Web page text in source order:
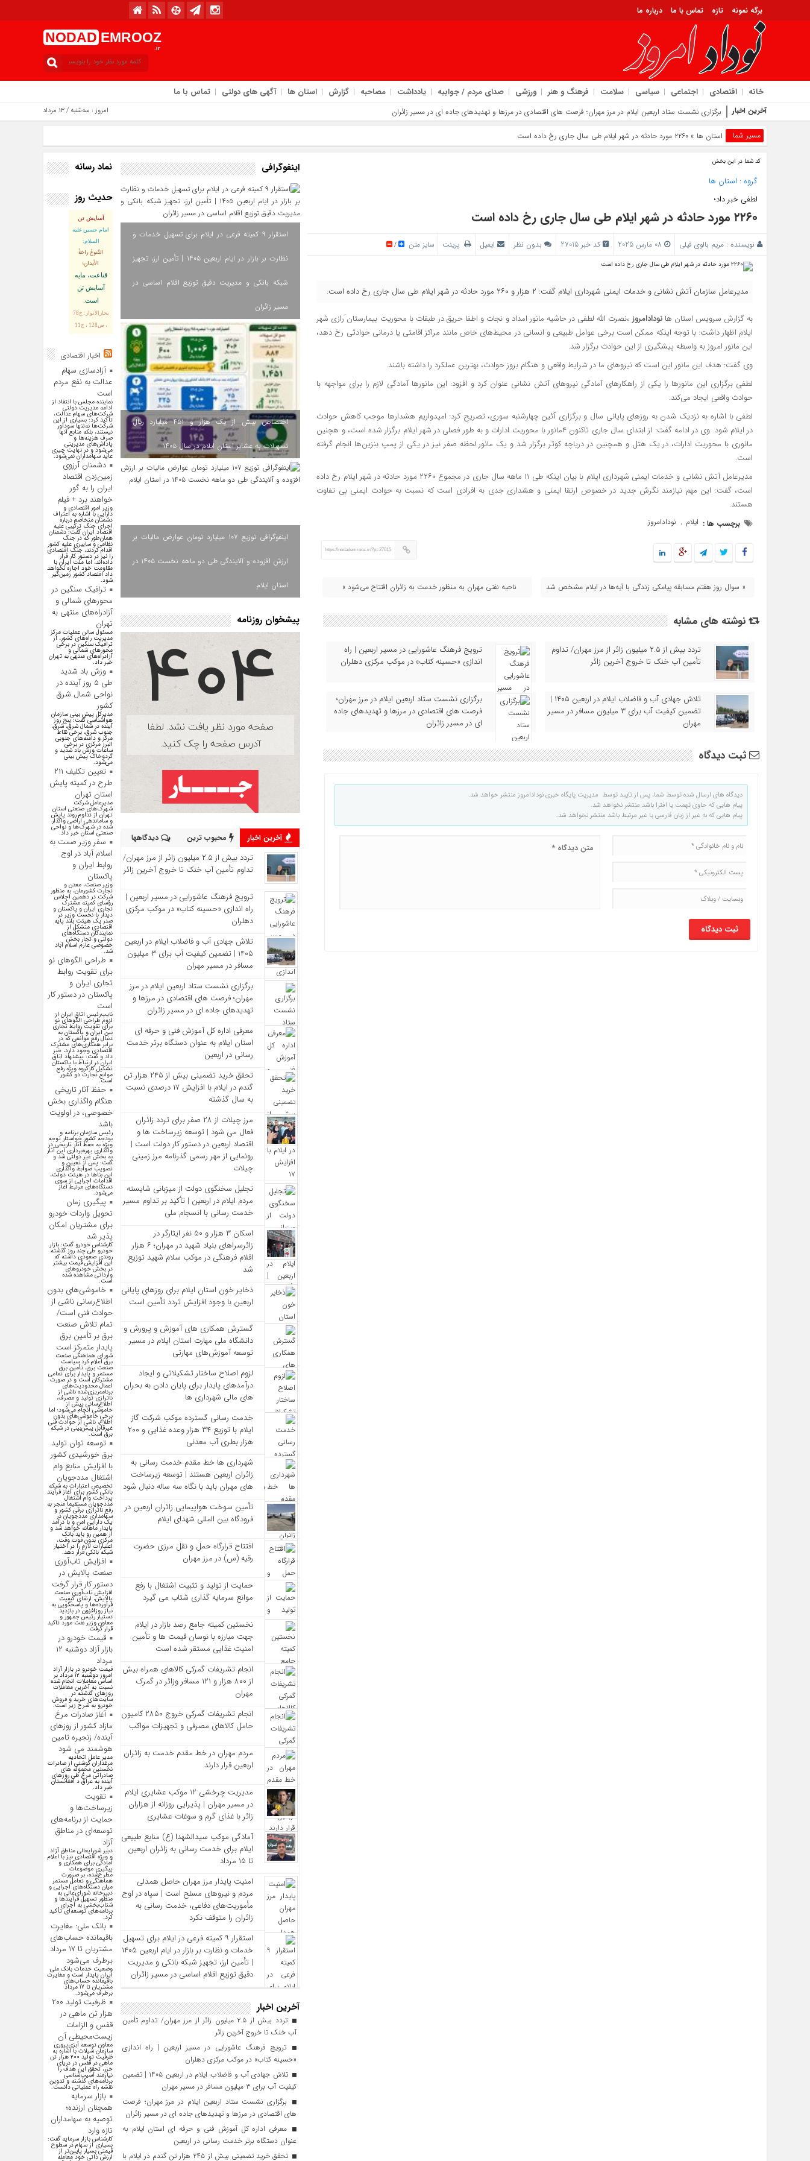
برگه نمونه تازه تماس با ما درباره ما
NODAD EMROOZ
.ir
خانه اقتصادی اجتماعی سیاسی سلامت فرهنگ و هنر ورزشی صدای مردم / جوابیه یادداشت مصاحبه گزارش استان ها آگهی های دولتی تماس با ما
آخرین اخبار معرفی اداره کل آموز امروز : سه‌شنبه / ۱۳ مرداد / ۱۴۰۵
مسیر شما استان ها » ۲۲۶۰ مورد حادثه در شهر ایلام طی سال جاری رخ داده است
کد شما در این بخش
گروه : استان ها
لطفی خبر داد؛
۲۲۶۰ مورد حادثه در شهر ایلام طی سال جاری رخ داده است
نویسنده : مریم بالوی فیلی کد خبر 27015 بدون نظر ایمیل پرینت سایز متن /
مدیرعامل سازمان آتش نشانی و خدمات ایمنی شهرداری ایلام گفت: ۲ هزار و ۲۶۰ مورد حادثه در شهر ایلام طی سال جاری رخ داده است.
به گزارش سرویس استان هانودادامروز ،نصرت الله لطفی در حاشیه مانور امداد و نجات و اطفا حریق در طبقات با محوریت بیمارستان َرازی شهر
ایلام اظهار داشت: با توجه اینکه ممکن است برخی عوامل طبیعی و انسانی در محیط‌های خاص مانند مراکز اقامتی یا درمانی حوادثی رخ دهد،
این مانور امروز به واسطه پیشگیری از این حوادث برگزار شد.
وی گفت: هدف این مانور این است که نیروهای ما در شرایط واقعی و هنگام بروز حوادث، بهترین عملکرد را داشته باشند.
لطفی برگزاری این مانورها را یکی از راهکارهای آمادگی نیروهای آتش نشانی عنوان کرد و افزود: این مانورها آمادگی لازم را برای مواجهه با
حوادث واقعی ایجاد می‌کند.
لطفی با اشاره به نزدیک شدن به روزهای پایانی سال و برگزاری آئین چهارشنبه سوری، تصریح کرد: امیدواریم هشدارها موجب کاهش حوادث
در ایلام شود. وی در ادامه گفت: از ابتدای سال جاری تاکنون ۴مانور با محوریت ادارات و به طور فصلی در شهر ایلام برگزار شده است، و هچنین
مانوری با محوریت ادارات، در یک هتل و همچنین در دریاچه کوثر برگزار شد و یک مانور لحظه صفر نیز در یکی از پمپ بنزین‌ها انجام گرفته
است.
مدیرعامل آتش نشانی و خدمات ایمنی شهرداری ایلام با بیان اینکه طی ۱۱ ماهه سال جاری در مجموع ۲۲۶۰ مورد حادثه در شهر ایلام رخ داده
است، گفت: این مهم نیازمند نگرش جدید در خصوص ارتقا ایمنی و هشداری جدی به افرادی است که نسبت به حوادث ایمنی بی تفاوت
هستند.
برچسب ها : ایلام , نودادامروز
https://nodademrooz.ir/?p=27015
« سوال روز هفتم مسابقه پیامکی زندگی با آیه‌ها در ایلام مشخص شد ناحیه نفتی مهران به منظور خدمت به زائران افتتاح می‌شود »
نوشته های مشابه
تردد بیش از ۲.۵ میلیون زائر از مرز مهران/ تداوم
تأمین آب خنک تا خروج آخرین زائر
ترویج فرهنگ عاشورایی در مسیر اربعین | راه‌
اندازی «حسینه کتاب» در موکب مرکزی دهلران
تلاش جهادی آب و فاضلاب ایلام در اربعین ۱۴۰۵ |
تضمین کیفیت آب برای ۳ میلیون مسافر در مسیر
مهران
برگزاری نشست ستاد اربعین ایلام در مرز مهران؛
فرصت‌ های اقتصادی در مرزها و تهدیدهای جاده‌
ای در مسیر زائران
ثبت دیدگاه
دیدگاه های ارسال شده توسط شما، پس از تایید توسط مدیریت پایگاه خبری نودادامروز منتشر خواهد شد.
پیام هایی که حاوی تهمت یا افترا باشد منتشر نخواهد شد.
پیام هایی که به غیر از زبان فارسی یا غیر مرتبط باشد منتشر نخواهد شد.
اینفوگرافی
استقرار ۹ کمیته فرعی در ایلام برای تسهیل خدمات و
نظارت بر بازار در ایام اربعین ۱۴۰۵ | تأمین ارز، تجهیز
شبکه بانکی و مدیریت دقیق توزیع اقلام اساسی در
مسیر زائران
اختصاص بیش از یک هزار و ۴۵۱ میلیارد ریال
تسهیلات به عشایر استان ایلام در سال ۱۴۰۵
اینفوگرافی توزیع ۱۰۷ میلیارد تومان عوارض مالیات بر
ارزش افزوده و آلایندگی طی دو ماهه نخست ۱۴۰۵ در
استان ایلام
پیشخوان روزنامه
آخرین اخبار محبوب ترین دیدگاهها
تردد بیش از ۲.۵ میلیون زائر از مرز مهران/
تداوم تأمین آب خنک تا خروج آخرین زائر
ترویج فرهنگ عاشورایی در مسیر اربعین |
راه‌ اندازی «حسینه کتاب» در موکب مرکزی
دهلران
تلاش جهادی آب و فاضلاب ایلام در اربعین
۱۴۰۵ | تضمین کیفیت آب برای ۳ میلیون
مسافر در مسیر مهران
برگزاری نشست ستاد اربعین ایلام در مرز
مهران؛ فرصت‌ های اقتصادی در مرزها و
تهدیدهای جاده‌ ای در مسیر زائران
معرفی اداره کل آموزش فنی و حرفه‌ ای
استان ایلام به‌ عنوان دستگاه برتر خدمت‌
رسانی در اربعین
تحقق خرید تضمینی بیش از ۲۴۵ هزار تن
گندم در ایلام با افزایش ۱۷ درصدی نسبت
به سال گذشته
مرز چیلات از ۲۸ صفر برای تردد زائران
فعال می‌ شود | توسعه زیرساخت‌ ها و
اقتصاد اربعین در دستور کار دولت است |
رونمایی از مهر رسمی گذرنامه مرز زمینی
چیلات
تجلیل سخنگوی دولت از میزبانی شایسته
مردم ایلام در اربعین | تأکید بر تداوم مسیر
خدمت‌ رسانی با انسجام ملی
اسکان ۳ هزار و ۵۰ نفر ایثارگر در
زائرسراهای بنیاد شهید در مهران؛ ۶ هزار
اقلام فرهنگی در موکب سلام شهید توزیع
شد
ذخایر خون استان ایلام برای روزهای پایانی
اربعین با وجود افزایش تردد تأمین است
گسترش همکاری‌ های آموزش و پرورش و
دانشگاه ملی مهارت استان ایلام در مسیر
توسعه آموزش‌های مهارتی
لزوم اصلاح ساختار تشکیلاتی و ایجاد
درآمدهای پایدار برای پایان دادن به بحران‌
های مالی شهرداری‌ ها
خدمت رسانی گسترده موکب شرکت گاز
ایلام با توزیع ۳۴ هزار وعده غذایی و ۲۰۰
هزار بطری آب معدنی
شهرداری‌ ها خط مقدم خدمت ‌رسانی به
زائران اربعین هستند | توسعه زیرساخت
‌های مهران باید با نگاه سه‌ ساله دنبال شود
تأمین سوخت هواپیمایی زائران اربعین در
فرودگاه بین المللی شهدای ایلام
افتتاح قرارگاه حمل‌ و نقل مرزی حضرت
رقیه (س) در مرز مهران
حمایت از تولید و تثبیت اشتغال با رفع
موانع سرمایه‌ گذاری شتاب می‌ گیرد
نخستین کمیته جامع رصد بازار در ایلام
جهت مبارزه با نوسان قیمت‌ ها و تأمین
امنیت غذایی مستقر شده است
انجام تشریفات گمرکی کالاهای همراه بیش
از ۸۰۰ هزار و ۱۲۱ مسافر وزائر در گمرک
مهران
انجام تشریفات گمرکی خروج ۲۸۵۰ کامیون
حامل کالاهای مصرفی و تجهیزات مواکب
مردم مهران در خط مقدم خدمت به زائران
اربعین قرار دارند
مدیریت چرخشی 12 موکب‌ عشایری ایلام
در مسیر مهران | پذیرایی روزانه از هزاران
زائر با غذای گرم و سوغات عشایری
آمادگی موکب سیدالشهدا (ع) منابع طبیعی
ایلام برای خدمت‌ رسانی به زائران اربعین
تا ۱۵ مرداد
امنیت پایدار مرز مهران حاصل همدلی
مردم و نیروهای مسلح است | سپاه در اوج
مأموریت‌های دفاعی، خدمت‌ رسانی به
زائران را متوقف نکرد
استقرار ۹ کمیته فرعی در ایلام برای تسهیل
خدمات و نظارت بر بازار در ایام اربعین ۱۴۰۵
| تأمین ارز، تجهیز شبکه بانکی و مدیریت
دقیق توزیع اقلام اساسی در مسیر زائران
آخرین اخبار
تردد بیش از ۲.۵ میلیون زائر از مرز مهران/ تداوم تأمین
آب خنک تا خروج آخرین زائر
ترویج فرهنگ عاشورایی در مسیر اربعین | راه‌ اندازی
«حسینه کتاب» در موکب مرکزی دهلران
تلاش جهادی آب و فاضلاب ایلام در اربعین ۱۴۰۵ | تضمین
کیفیت آب برای ۳ میلیون مسافر در مسیر مهران
برگزاری نشست ستاد اربعین ایلام در مرز مهران؛ فرصت‌
های اقتصادی در مرزها و تهدیدهای جاده‌ ای در مسیر زائران
معرفی اداره کل آموزش فنی و حرفه‌ ای استان ایلام به‌
عنوان دستگاه برتر خدمت‌ رسانی در اربعین
تحقق خرید تضمینی بیش از ۲۴۵ هزار تن گندم در ایلام با
نماد رسانه
حدیث روز
آسایش تن
امام حسین علیه
السلام:
القُنوعُ راحَةُ
الأبدانِ؛
قناعت، مايه
آسايش تن
است.
بحارالأنوار: ج78
، ص128 ، ح11
اخبار اقتصادی
آزادسازی سهام
عدالت به نفع مردم
است
نماینده مجلس با انتقاد از
ادامه مدیریت دولتی
شرکت‌های سهام عدالت،
تأکید کرد: بسیاری از این
شرکت‌ها نه‌تنها سودآور
نیستند، بلکه منابع آنها
صرف هزینه‌ها و
پاداش‌های مدیریتی
می‌شود و در نهایت چیزی
عاید سهامداران نمی‌شود.
دشمنان آرزوی
زمین‌زدن اقتصاد
ایران را به گور
خواهند برد + فیلم
وزیر امور اقتصادی و
دارایی با اشاره به اعتراف
دشمنان متخاصم درباره
اجرای جنگ ترکیبی علیه
اقتصاد ایران گفت: دشمنان
همان‌طور که در جنگ
نظامی و سایبری علیه کشور
اقدام کردند، جنگ اقتصادی
را نیز در دستور کار قرار
داده‌اند، اما ملت ایران با
مقاومت خود اجازه نخواهد
داد اقتصاد کشور زمین‌گیر
شود.
ترافیک سنگین در
محورهای شمالی و
آزادراه‌های منتهی به
تهران
مسئول سالن عملیات مرکز
مدیریت راه‌های کشور، از
ترافیک سنگین در برخی
محور‌های شمالی و
آزادراه‌های منتهی به تهران
خبر داد.
وزش باد شدید
طی ۵ روز آینده در
نواحی شمال شرق
کشور
مدیرکل پیش بینی سازمان
هواشناسی گفت: پنج روز
آینده در شمال شرق، شرق،
جنوب شرق، برخی نقاط
مرکز و دامنه‌های جنوبی
البرز مرکزی در برخی
ساعات وزش باد شدید و
گردوخاک پیش بینی
می‌شود.
تعیین تکلیف ۲۱۱
طرح در کمیته پایش
استان تهران
مدیرعامل شرکت
شهرک‌های صنعتی استان
تهران از تداوم روند پایش
و ساماندهی اراضی واگذار
شده در شهرک‌ها و نواحی
صنعتی استان خبر داد.
سفر وزیر صمت به
اسلام آباد در اوج
روابط ایران و
پاکستان
وزیر صنعت، معدن و
تجارت کشورمان، به منظور
شرکت در دهمین اجلاس
رؤسای کمیته مشترک
تجاری ایران و پاکستان و
دیدار با نخست وزیر در
صدر یک هیئت بلند پایه
اقتصادی متشکل از
نمایندگان دستگاه‌های
دولتی و تجار بخش
خصوصی عازم اسلام آباد
شد.
طراحی الگوهای نو
برای تقویت روابط
تجاری ایران و
پاکستان در دستور کار
است
نایب‌رئیس اتاق ایران از
لزوم طراحی الگوهای نو
برای تقویت روابط تجاری
بین ایران و پاکستان به
دنبال رفع موانعی که در
برابر همکاری‌های مشترک
اقتصادی وجود دارد، خبر
داد و گفت: پیشنهاد اتاق
ایران در ارتباط با پاکستان
تشکیل کارگروه ویژه رفع
موانع تجارت دو کشور
است.
حفظ آثار تاریخی
هنگام واگذاری بخش
خصوصی، در اولویت
باشد
رئیس سازمان برنامه و
بودجه کشور خواستار توجه
ویژه به حفظ آثار تاریخی در
واگذاری بهره‌برداری این آثار
به بخش غیر دولتی شد و
گفت: پس از تعیین و
تصویب ضوابط واگذاری
این بنا‌ها در هیئت دولت،
اقدامات اجرایی از سوی
دستگاه‌های مرتبط آغاز
می‌شود.
پیگیری زمان
تحویل واردات خودرو
برای مشتریان امکان
پذیر شد
کارشناس خودرو گفت: بازار
خودرو طی چند روز گذشته
روندی صعودی داشته که
این افزایش قیمت بیشتر
در بخش خودرو‌های
وارداتی مشاهده شده
است.
خاموشی‌های بدون
اطلاع‌رسانی ناشی از
حوادث فنی است/
تمام تلاش صنعت
برق بر تأمین برق
پایدار متمرکز است
شورای هماهنگی صنعت
برق اعلام کرد سیاست
صنعت برق، تأمین برق
مستمر و پایدار برای تمامی
مشترکان است و در صورت
اعمال محدودیت‌های
برنامه‌ریزی‌شده ناشی از
ناترازی تولید و مصرف،
اطلاع‌رسانی پیش از
خاموشی انجام می‌شود؛ اما
برخی خاموشی‌های بدون
اطلاع، ناشی از حوادث فنی
غیرقابل پیش‌بینی در شبکه
برق است.
توسعه توان تولید
برق خورشیدی کشور
با افزایش منابع وام
اشتغال مددجویان
تخصیص اعتبارات به شبکه
بانکی کشور برای آغاز فرآیند
پرداخت وام اشتغال
مددجویان مستقیما منجر به
رفع ناترازی برقی کشور و
سهامداری مددجویان در
یک دارایی امن و با درآمد
پایدار ماهانه خواهد شد و
از همین رو باید بانک
مرکزی بدون فوت وقت،
اعتبارات لازم را در اختیار
شبکه بانکی قرار دهد.
افزایش تاب‌آوری
صنعت پالایش در
دستور کار قرار گرفت
افزایش تاب‌آوری صنعت
پالایش، ارتقای کیفیت
فرآورده‌ها و پاسخگویی به
نیاز روزافزون در بازدید
دستیار رئیس جمهور و
معاون وزیر نفت مورد تاکید
قرار گرفت.
قیمت خودرو در
بازار آزاد دوشنبه ۱۲
مرداد
قیمت خودرو در بازار آزاد
امروز دوشنبه ۱۲ مرداد بر
اساس معاملات انجام شده
نسبت به آخرین معاملات
روز‌های گذشته در
سایت‌های خرید و فروش
خودرو به شرح زیر است.
آغاز صادرات مرغ
مازاد کشور از روزهای
آینده/ زنجیره تامین
هوشمند می شود
مدیر عامل اتحادیه
مرغداران گوشتی از صادرات
نخستین محموله های
صادراتی مرغ طی روزهای
آینده به عراق د افغانستان
خبر داد.
تقویت
زیرساخت‌ها و
حمایت از برنامه‌های
توسعه‌ای در مناطق
آزاد
دبیر شورایعالی مناطق آزاد
و ویژه اقتصادی نیز با اعلام
آمادگی برای همکاری و
پیگیری موضوعات
مطرح‌شده، بر ضرورت
هماهنگی و تعامل مستمر
میان دستگاه‌های اجرایی و
دبیرخانه شورای‌عالی به
منظور تسهیل فرآیند‌ها و
شتاب‌بخشی به اجرای
برنامه‌های توسعه‌ای تأکید
کرد.
بانک ملی: مغایرت
باقیمانده حساب‌های
مشتریان تا ۱۷ مرداد
برطرف می‌شود
وضعیت خدمات بانک ملی
ایران پایدار است و مغایرت‌
باقیمانده حساب‌های
مشتریان تا 17 مرداد
برطرف می‌شود.
ظرفیت تولید ۲۰۰
هزار تن ماهی در
قفس و الزامات
زیست‌محیطی آن
معاون توسعه آبزی‌پروری
سازمان شیلات با اشاره به
ظرفیت تولید ۲۰۰ هزار تن
ماهی در قفس در دریای
خزر، تحقق این هدف را
نیازمند آسیب‌شناسی
برنامه‌های گذشته و تدوین
نقشه راه عملیاتی دانست.
بازار سرمایه
همچنان ارزنده؛
توصیه به سهامداران
تازه وارد
کارشناس بازار سرمایه گفت:
بسیاری از سهام در سطوح
قیمتی بسیار پایین‌تر از
ارزش ذاتی خود معامله